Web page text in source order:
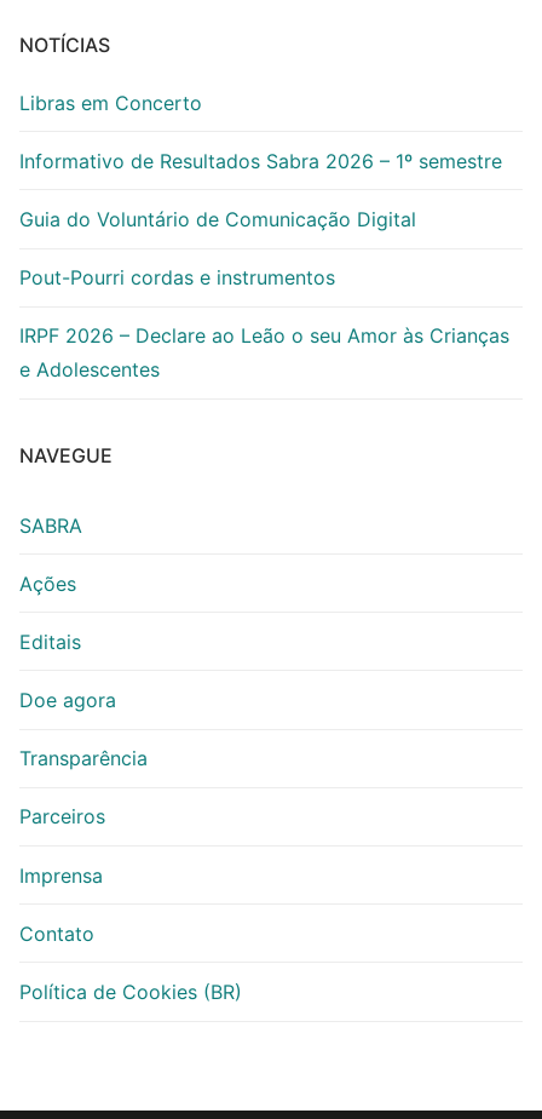
NOTÍCIAS
Libras em Concerto
Informativo de Resultados Sabra 2026 – 1º semestre
Guia do Voluntário de Comunicação Digital
Pout-Pourri cordas e instrumentos
IRPF 2026 – Declare ao Leão o seu Amor às Crianças
e Adolescentes
NAVEGUE
SABRA
Ações
Editais
Doe agora
Transparência
Parceiros
Imprensa
Contato
Política de Cookies (BR)